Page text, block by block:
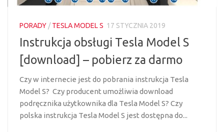
PORADY /TESLA MODEL S 17 STYCZNIA 2019
Instrukcja obsługi Tesla Model S
[download] – pobierz za darmo
Czy w internecie jest do pobrania instrukcja Tesla
Model S? Czy producent umożliwia download
podręcznika użytkownika dla Tesla Model S? Czy
polska instrukcja Tesla Model S jest dostępna do...